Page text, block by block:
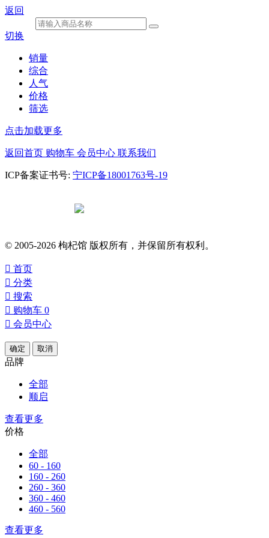
返回
切换
销量
综合
人气
价格
筛选
点击加载更多
返回首页 购物车 会员中心 联系我们
ICP备案证书号: 宁ICP备18001763号-19
© 2005-2026 枸杞馆 版权所有，并保留所有权利。
 首页
 分类
 搜索
 购物车 0
 会员中心
确定 取消
品牌
全部
顺启
查看更多
价格
全部
60 - 160
160 - 260
260 - 360
360 - 460
460 - 560
查看更多